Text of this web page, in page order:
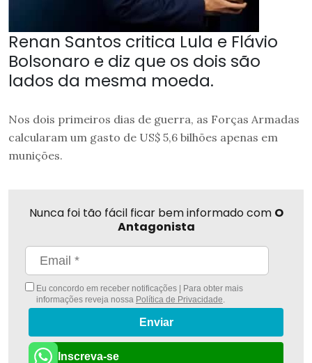
Renan Santos critica Lula e Flávio
Bolsonaro e diz que os dois são
lados da mesma moeda.
Nos dois primeiros dias de guerra, as Forças Armadas
calcularam um gasto de US$ 5,6 bilhões apenas em
munições.
Nunca foi tão fácil ficar bem informado com O
Antagonista
Eu concordo em receber notificações | Para obter mais
informações reveja nossa Política de Privacidade.
Enviar
Inscreva-se